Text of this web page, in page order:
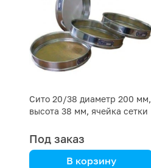
Сито 20/38 диаметр 200 мм,
высота 38 мм, ячейка сетки
Под заказ
В корзину